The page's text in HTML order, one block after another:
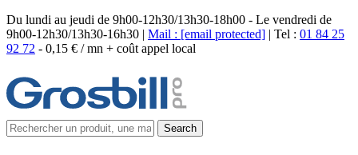
Du lundi au jeudi de 9h00-12h30/13h30-18h00 - Le vendredi de
9h00-12h30/13h30-16h30 | Mail : [email protected] | Tel : 01 84 25
92 72 - 0,15 € / mn + coût appel local